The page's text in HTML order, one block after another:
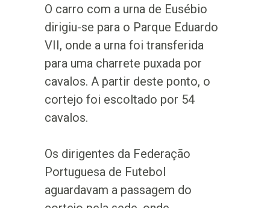
O carro com a urna de Eusébio
dirigiu-se para o Parque Eduardo
VII, onde a urna foi transferida
para uma charrete puxada por
cavalos. A partir deste ponto, o
cortejo foi escoltado por 54
cavalos.
Os dirigentes da Federação
Portuguesa de Futebol
aguardavam a passagem do